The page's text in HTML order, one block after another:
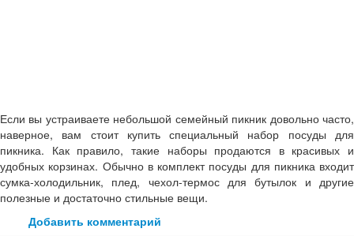
Если вы устраиваете небольшой семейный пикник довольно часто,
наверное, вам стоит купить специальный набор посуды для
пикника. Как правило, такие наборы продаются в красивых и
удобных корзинах. Обычно в комплект посуды для пикника входит
сумка-холодильник, плед, чехол-термос для бутылок и другие
полезные и достаточно стильные вещи.
Добавить комментарий